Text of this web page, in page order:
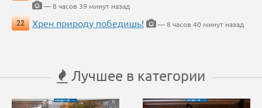
— 8 часов 39 минут назад
22
Хрен природу победишь! — 8 часов 40 минут назад
Лучшее в категории